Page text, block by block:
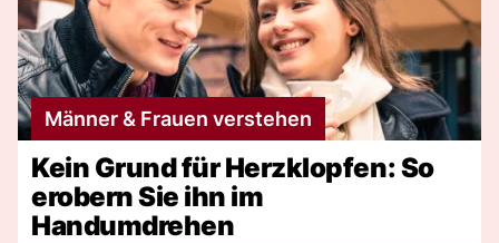
Männer & Frauen verstehen
Kein Grund für Herzklopfen: So
erobern Sie ihn im
Handumdrehen